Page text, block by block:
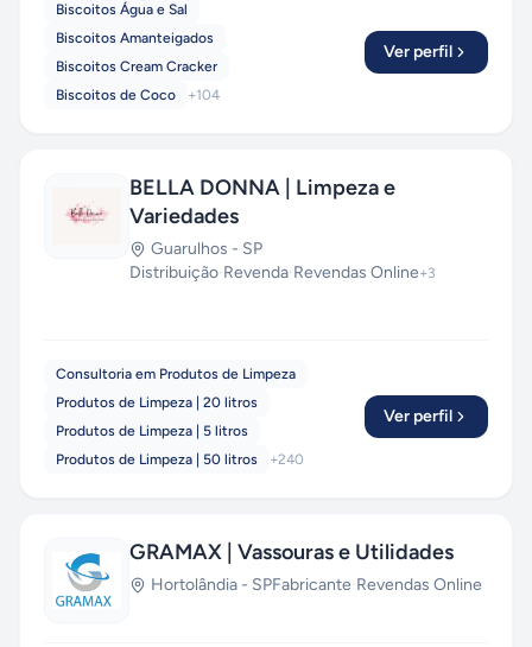
Biscoitos Água e Sal
Biscoitos Amanteigados
Biscoitos Cream Cracker
Biscoitos de Coco
+104
Ver perfil
BELLA DONNA | Limpeza e
Variedades
Guarulhos - SP
Distribuição·Revenda·Revendas Online+3
Consultoria em Produtos de Limpeza
Produtos de Limpeza | 20 litros
Produtos de Limpeza | 5 litros
Produtos de Limpeza | 50 litros
+240
Ver perfil
GRAMAX | Vassouras e Utilidades
Hortolândia - SPFabricante·Revendas Online